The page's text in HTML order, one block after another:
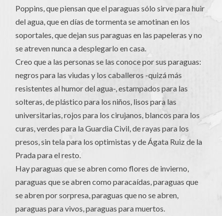
Poppins, que piensan que el paraguas sólo sirve para huir
del agua, que en días de tormenta se amotinan en los
soportales, que dejan sus paraguas en las papeleras y no
se atreven nunca a desplegarlo en casa.
Creo que a las personas se las conoce por sus paraguas:
negros para las viudas y los caballeros -quizá más
resistentes al humor del agua-, estampados para las
solteras, de plástico para los niños, lisos para las
universitarias, rojos para los cirujanos, blancos para los
curas, verdes para la Guardia Civil, de rayas para los
presos, sin tela para los optimistas y de Ágata Ruiz de la
Prada para el resto.
Hay paraguas que se abren como flores de invierno,
paraguas que se abren como paracaídas, paraguas que
se abren por sorpresa, paraguas que no se abren,
paraguas para vivos, paraguas para muertos.